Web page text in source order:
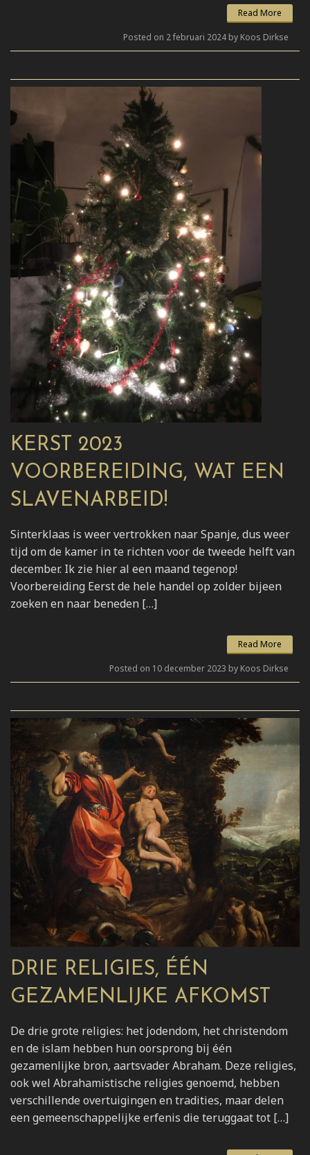
Read More
Posted on 2 februari 2024 by Koos Dirkse
KERST 2023
VOORBEREIDING, WAT EEN
SLAVENARBEID!
Sinterklaas is weer vertrokken naar Spanje, dus weer
tijd om de kamer in te richten voor de tweede helft van
december. Ik zie hier al een maand tegenop!
Voorbereiding Eerst de hele handel op zolder bijeen
zoeken en naar beneden […]
Read More
Posted on 10 december 2023 by Koos Dirkse
DRIE RELIGIES, ÉÉN
GEZAMENLIJKE AFKOMST
De drie grote religies: het jodendom, het christendom
en de islam hebben hun oorsprong bij één
gezamenlijke bron, aartsvader Abraham. Deze religies,
ook wel Abrahamistische religies genoemd, hebben
verschillende overtuigingen en tradities, maar delen
een gemeenschappelijke erfenis die teruggaat tot […]